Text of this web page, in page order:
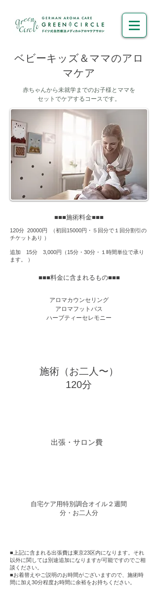
ベビーキッズ＆ママのアロ
マケア
赤ちゃんから未就学までのお子様とママを
セットでケアするコースです。
■■■施術料金■■■
120分 20000円 （初回15000円・５回分で１回分割引の
チケットあり ）
追加 15分 3,000円（15分・30分・１時間単位で承り
ます。 ）
■■■料金に含まれるもの■■■
​アロマカウンセリング
アロマフットバス
​ハーブティーセレモニー
施術（お二人〜）
120分
​出張・サロン費
自宅ケア用特別調合オイル２週間
分・​お二人分
■上記に含まれる出張費は東京23区内になります。それ
以外に関しては別途追加になりますが可能ですのでご相
談ください。
■お着替えやご説明のお時間がございますので、施術時
間に加え30分程度お時間に余裕をお持ちください。